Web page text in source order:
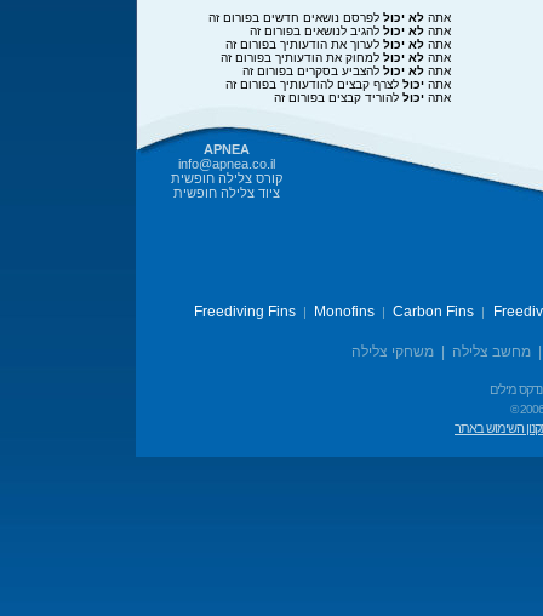
אתה לא יכול לפרסם נושאים חדשים בפורום זה
אתה לא יכול להגיב לנושאים בפורום זה
אתה לא יכול לערוך את הודעותיך בפורום זה
אתה לא יכול למחוק את הודעותיך בפורום זה
אתה לא יכול להצביע בסקרים בפורום זה
אתה יכול לצרף קבצים להודעותיך בפורום זה
אתה יכול להוריד קבצים בפורום זה
APNEA
info@apnea.co.il
קורס צלילה חופשית
ציוד צלילה חופשית
Freediving Fins| Monofins| Carbon Fins|
מחשב צלילה משחקי צלילה
מילים
©
השימוש באתר